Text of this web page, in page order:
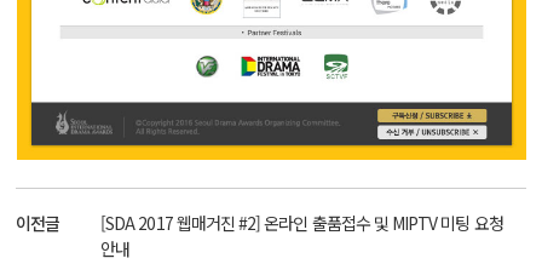
이전글
[SDA 2017 웹매거진 #2] 온라인 출품접수 및 MIPTV 미팅 요청
안내